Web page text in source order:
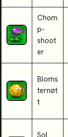
Chom
p-
shoot
er
Bloms
ternøt
t